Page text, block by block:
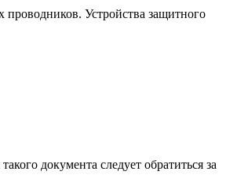
проводников. Устройства защитного
документа следует обратиться за